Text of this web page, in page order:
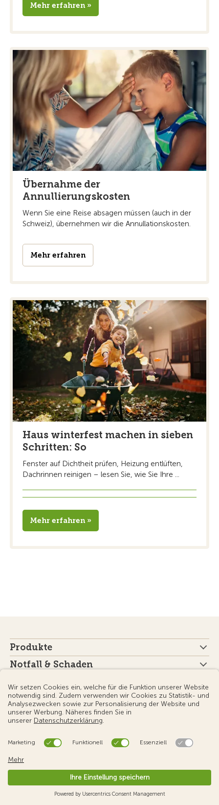
Mehr erfahren »
Übernahme der
Annullierungskosten
Wenn Sie eine Reise absagen müssen (auch in der
Schweiz), übernehmen wir die Annullationskosten.
Mehr erfahren
Haus winterfest machen in sieben
Schritten: So
Fenster auf Dichtheit prüfen, Heizung entlüften,
Dachrinnen reinigen – lesen Sie, wie Sie Ihre ...
Mehr erfahren »
Produkte
Notfall & Schaden
Der TCS
Sektionen des TCS